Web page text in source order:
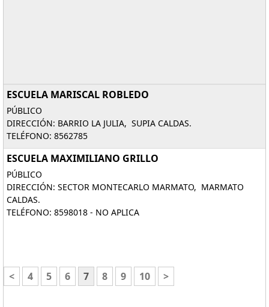
ESCUELA MARISCAL ROBLEDO
PÚBLICO
DIRECCIÓN: BARRIO LA JULIA, SUPIA CALDAS.
TELÉFONO: 8562785
ESCUELA MAXIMILIANO GRILLO
PÚBLICO
DIRECCIÓN: SECTOR MONTECARLO MARMATO, MARMATO
CALDAS.
TELÉFONO: 8598018 - NO APLICA
< 4 5 6 7 8 9 10 >